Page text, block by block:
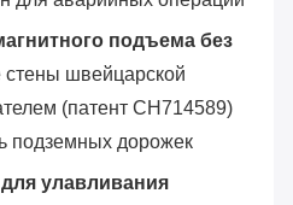
подъема без
швейцарской
(патент CH714589)
подземных дорожек
улавливания